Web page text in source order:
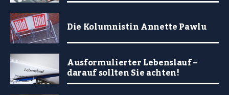
Die Kolumnistin Annette Pawlu
Ausformulierter Lebenslauf –
darauf sollten Sie achten!